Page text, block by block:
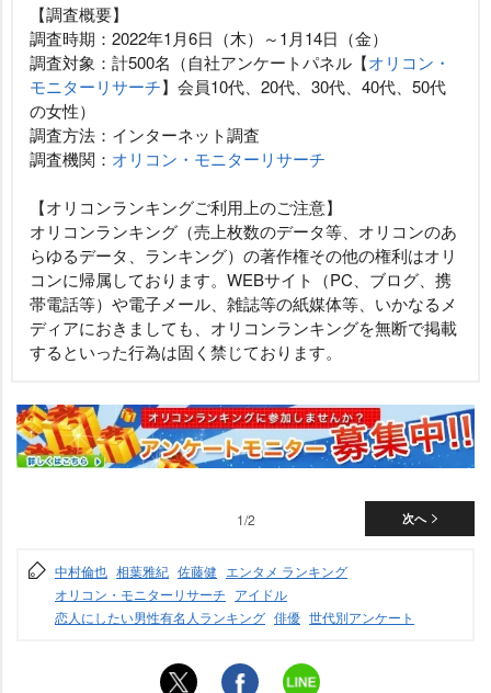
【調査概要】
調査時期：2022年1月6日（木）～1月14日（金）
調査対象：計500名（自社アンケートパネル【オリコン・
モニターリサーチ】会員10代、20代、30代、40代、50代
の女性）
調査方法：インターネット調査
調査機関： オリコン・モニターリサーチ
【オリコンランキングご利用上のご注意】
オリコンランキング（売上枚数のデータ等、オリコンのあ
らゆるデータ、ランキング）の著作権その他の権利はオリ
コンに帰属しております。WEBサイト（PC、ブログ、携
帯電話等）や電子メール、雑誌等の紙媒体等、いかなるメ
ディアにおきましても、オリコンランキングを無断で掲載
するといった行為は固く禁じております。
次へ
1/2
中村倫也 相葉雅紀 佐藤健 エンタメ ランキング
オリコン・モニターリサーチ アイドル
恋人にしたい男性有名人ランキング 俳優 世代別アンケート